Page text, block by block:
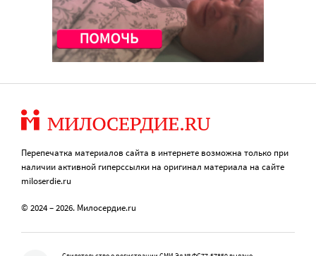
Перепечатка материалов сайта в интернете возможна только при
наличии активной гиперссылки на оригинал материала на сайте
miloserdie.ru
© 2024 – 2026. Милосердие.ru